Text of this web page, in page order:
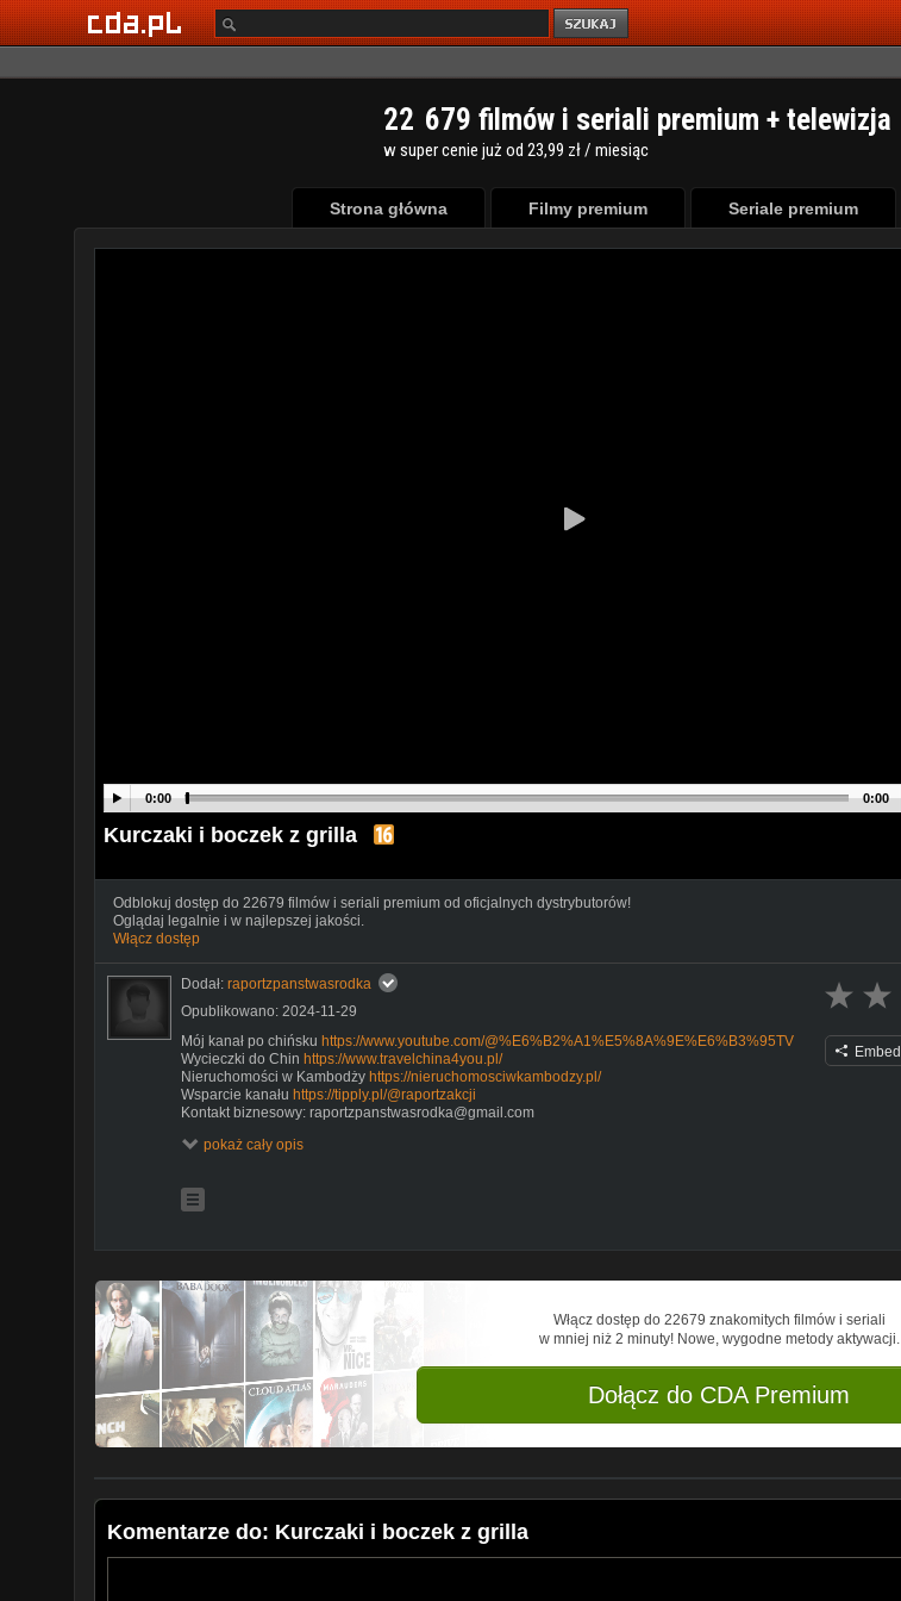
22 679 filmów i seriali premium + telewizja
w super cenie już od 23,99 zł / miesiąc
Strona główna Filmy premium Seriale premium
0:00 0:00
Kurczaki i boczek z grilla
Odblokuj dostęp do 22679 filmów i seriali premium od oficjalnych dystrybutorów!
Oglądaj legalnie i w najlepszej jakości.
Włącz dostęp
Dodał: raportzpanstwasrodka
Opublikowano: 2024-11-29
Mój kanał po chińsku https://www.youtube.com/@%E6%B2%A1%E5%8A%9E%E6%B3%95TV
Wycieczki do Chin https://www.travelchina4you.pl/
Nieruchomości w Kambodży https://nieruchomosciwkambodzy.pl/
Wsparcie kanału https://tipply.pl/@raportzakcji
Kontakt biznesowy: raportzpanstwasrodka@gmail.com
pokaż cały opis
Embed
Włącz dostęp do 22679 znakomitych filmów i seriali
w mniej niż 2 minuty! Nowe, wygodne metody aktywacji.
Dołącz do CDA Premium
Komentarze do: Kurczaki i boczek z grilla